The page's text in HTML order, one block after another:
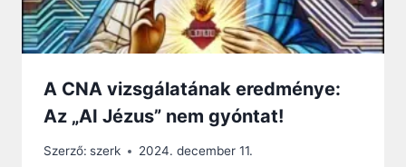
A CNA vizsgálatának eredménye:
Az „AI Jézus” nem gyóntat!
Szerző: szerk 2024. december 11.